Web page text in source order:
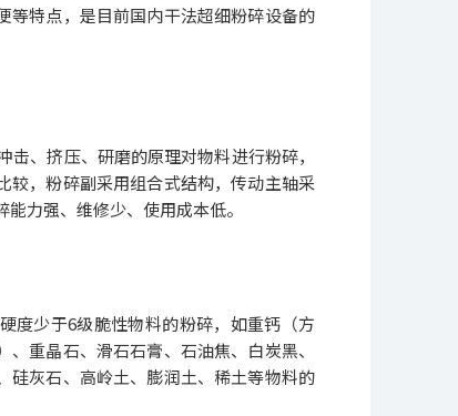
等特点，是目前国内干法超细粉碎设备的
击、挤压、研磨的原理对物料进行粉碎，
较，粉碎副采用组合式结构，传动主轴采
力强、维修少、使用成本低。
度少于6级脆性物料的粉碎，如重钙（方
重晶石、滑石石膏、石油焦、白炭黑、
硅灰石、高岭土、膨润土、稀土等物料的